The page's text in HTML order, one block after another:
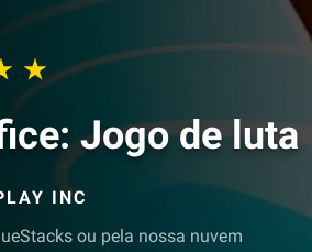
Jogo de luta
INC
ou pela nossa nuvem